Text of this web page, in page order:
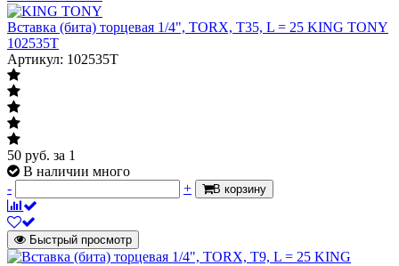
Вставка (бита) торцевая 1/4", TORX, T35, L = 25 KING TONY
102535T
Артикул: 102535T
50 руб. за 1
В наличии много
-
+ В корзину
Быстрый просмотр